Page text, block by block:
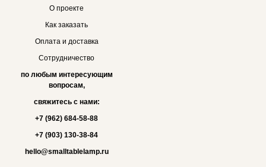
О проекте
Как заказать
Оплата и доставка
Сотрудничество
по любым интересующим
вопросам,
свяжитесь с нами:
+7 (962) 684-58-88
+7 (903) 130-38-84
hello@smalltablelamp.ru